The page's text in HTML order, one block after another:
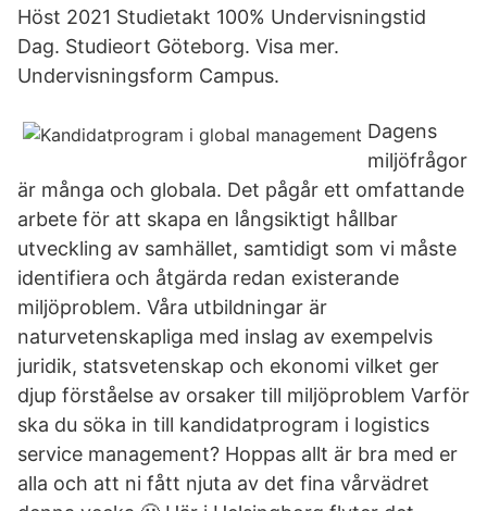
Höst 2021 Studietakt 100% Undervisningstid
Dag. Studieort Göteborg. Visa mer.
Undervisningsform Campus.
Dagens
miljöfrågor
är många och globala. Det pågår ett omfattande
arbete för att skapa en långsiktigt hållbar
utveckling av samhället, samtidigt som vi måste
identifiera och åtgärda redan existerande
miljöproblem. Våra utbildningar är
naturvetenskapliga med inslag av exempelvis
juridik, statsvetenskap och ekonomi vilket ger
djup förståelse av orsaker till miljöproblem Varför
ska du söka in till kandidatprogram i logistics
service management? Hoppas allt är bra med er
alla och att ni fått njuta av det fina vårvädret